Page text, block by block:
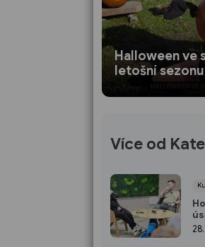
Halloween ve
letošní sezonu
Více od